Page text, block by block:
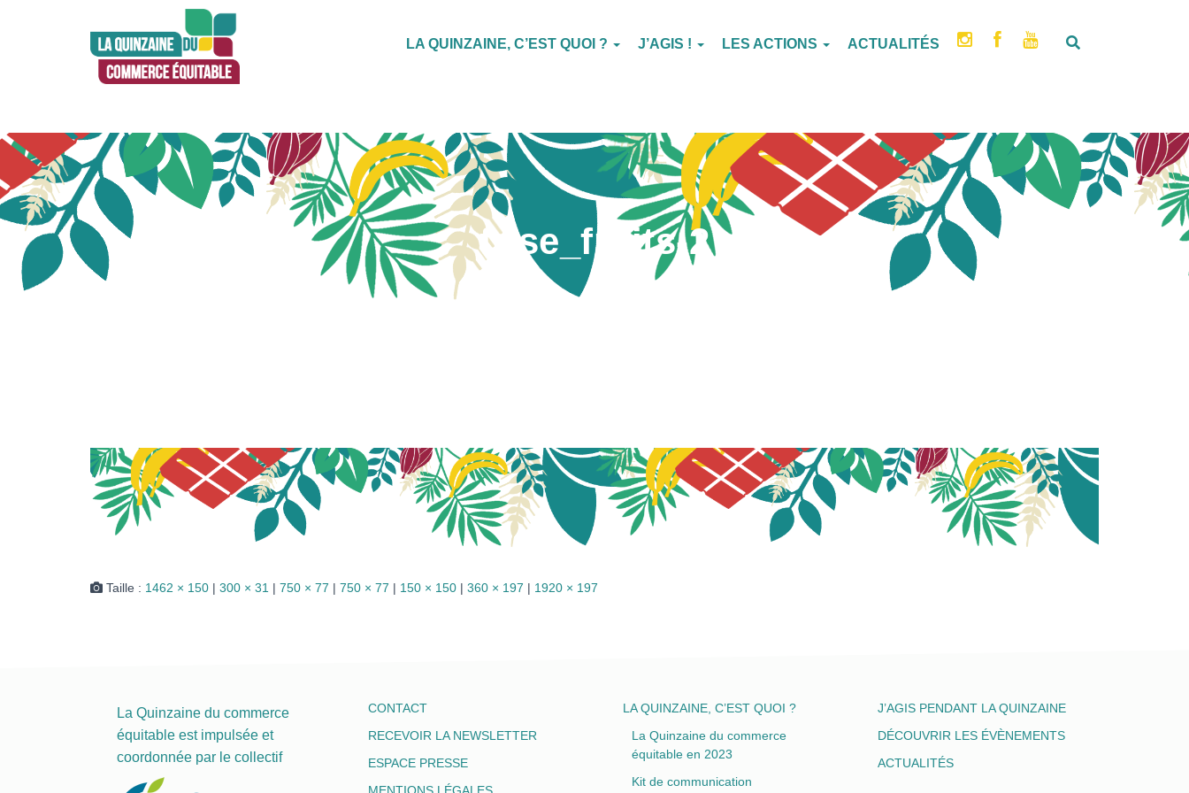
LA QUINZAINE, C’EST QUOI ? J’AGIS ! LES ACTIONS ACTUALITÉS
frise_fruits-2
Taille : 1462 × 150 | 300 × 31 | 750 × 77 | 750 × 77 | 150 × 150 | 360 × 197 | 1920 × 197
La Quinzaine du commerce
équitable est impulsée et
coordonnée par le collectif
CONTACT
RECEVOIR LA NEWSLETTER
ESPACE PRESSE
LA QUINZAINE, C’EST QUOI ?
La Quinzaine du commerce
équitable en 2023
Kit de communication
J’AGIS PENDANT LA QUINZAINE
DÉCOUVRIR LES ÉVÈNEMENTS
ACTUALITÉS